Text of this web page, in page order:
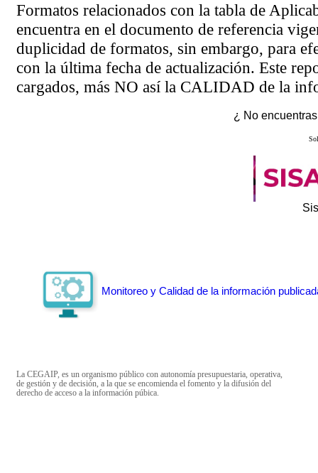
Formatos relacionados con la tabla de
encuentra en el documento de referencia
duplicidad de formatos, sin embargo, para
con la última fecha de actualización. Este
cargados, más NO así la CALIDAD de la
¿ No
Monitoreo y Calidad de la información
La CEGAIP, es un organismo público con autonomía presupuestaria, operativa,
de gestión y de decisión, a la que se encomienda el fomento y la difusión del
derecho de acceso a la información púbica.